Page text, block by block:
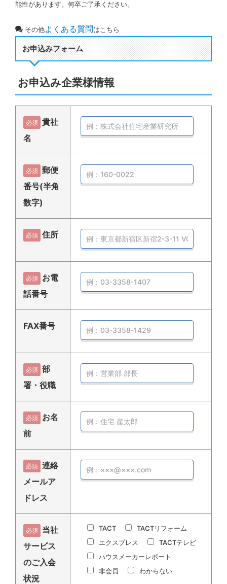
能性があります。何卒ご了承ください。
その他よくある質問はこちら
お申込みフォーム
お申込み企業様情報
必須 貴社
名
必須 郵便
番号(半角
数字)
必須 住所
必須 お電
話番号
FAX番号
必須 部
署・役職
必須 お名
前
必須 連絡
メールア
ドレス
必須 当社
サービス
のご入会
状況
TACT
TACTリフォーム
エクスプレス
TACTテレビ
ハウスメーカーレポート
非会員
わからない